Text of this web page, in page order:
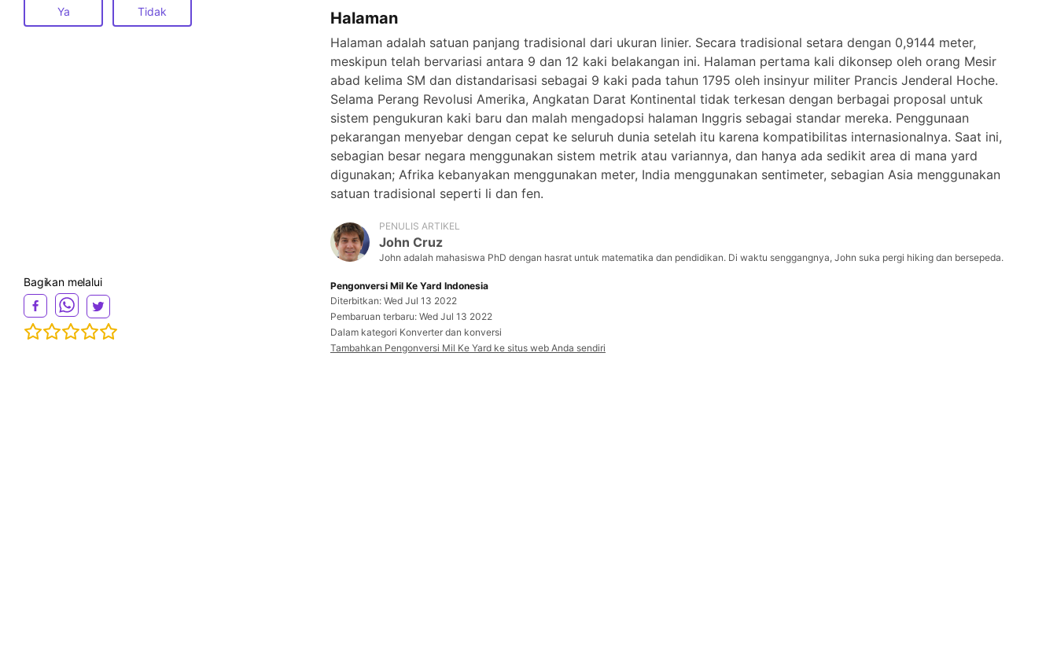
Ya Tidak
Bagikan melalui
Halaman
Halaman adalah satuan panjang tradisional dari ukuran linier. Secara tradisional setara dengan 0,9144 meter,
meskipun telah bervariasi antara 9 dan 12 kaki belakangan ini. Halaman pertama kali dikonsep oleh orang Mesir
abad kelima SM dan distandarisasi sebagai 9 kaki pada tahun 1795 oleh insinyur militer Prancis Jenderal Hoche.
Selama Perang Revolusi Amerika, Angkatan Darat Kontinental tidak terkesan dengan berbagai proposal untuk
sistem pengukuran kaki baru dan malah mengadopsi halaman Inggris sebagai standar mereka. Penggunaan
pekarangan menyebar dengan cepat ke seluruh dunia setelah itu karena kompatibilitas internasionalnya. Saat ini,
sebagian besar negara menggunakan sistem metrik atau variannya, dan hanya ada sedikit area di mana yard
digunakan; Afrika kebanyakan menggunakan meter, India menggunakan sentimeter, sebagian Asia menggunakan
satuan tradisional seperti li dan fen.
PENULIS ARTIKEL
John Cruz
John adalah mahasiswa PhD dengan hasrat untuk matematika dan pendidikan. Di waktu senggangnya, John suka pergi hiking dan bersepeda.
Pengonversi Mil Ke Yard Indonesia
Diterbitkan: Wed Jul 13 2022
Pembaruan terbaru: Wed Jul 13 2022
Dalam kategori Konverter dan konversi
Tambahkan Pengonversi Mil Ke Yard ke situs web Anda sendiri